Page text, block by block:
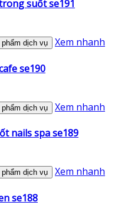
suốt se191
dịch vụ Xem nhanh
se190
dịch vụ Xem nhanh
nails spa se189
dịch vụ Xem nhanh
se188